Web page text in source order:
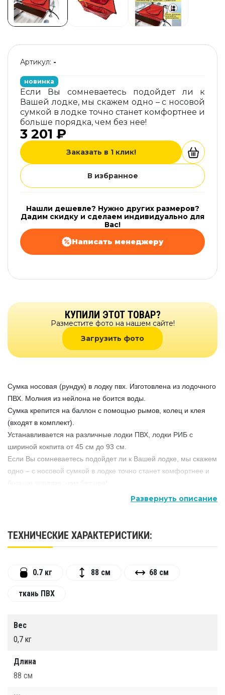
Артикул: -
новинка
Если Вы сомневаетесь подойдет ли к
Вашей лодке, мы скажем одно – с носовой
сумкой в лодке точно станет комфортнее и
больше порядка, чем без нее!
3 201 ₽
Заказать в 1 клик!
В избранное
Нашли дешевле? Нужно других размеров?
Дадим скидку и сделаем индивидуально для
Вас!
Написать менеджеру
КУПИЛИ ЭТОТ ТОВАР?
Разместите фото на нашем сайте!
Загрузить фото
Сумка носовая (рундук) в лодку пвх. Изготовлена из лодочного
ПВХ. Молния из нейлона не боится воды.
Сумка крепится на баллон с помощью рымов, колец и клея
(входят в комплект).
Устанавливается на различные лодки ПВХ, лодки РИБ с
шириной кокпита от 45 см до 93 см.
Если Вы сомневаетесь подойдет ли к Вашей лодке, мы скажем
одно – с носовой сумкой в лодке точно станет комфортнее и
Четыре натяжных стропы из полиэстера. Имеет карман-
Развернуть описание
ТЕХНИЧЕСКИЕ ХАРАКТЕРИСТИКИ:
0.7 кг 88 см 68 см
ткань ПВХ
Вес
0,7 кг
Длина
88 см